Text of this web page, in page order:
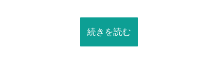
続きを読む